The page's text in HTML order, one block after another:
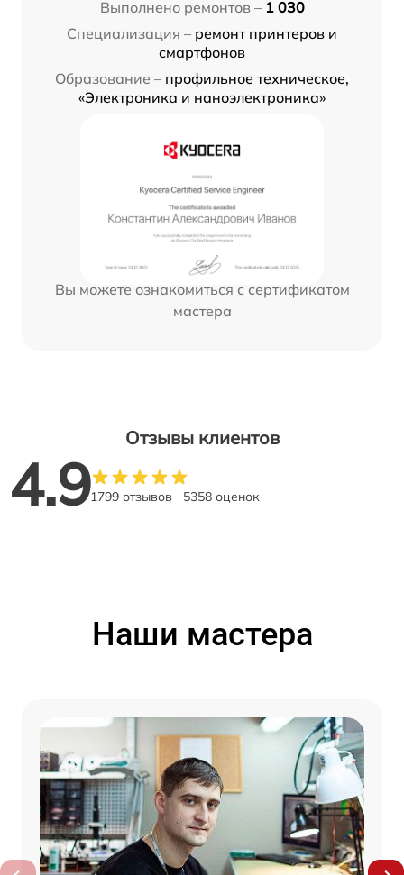
Выполнено ремонтов – 1 030
Специализация – ремонт принтеров и
смартфонов
Образование – профильное техническое,
«Электроника и наноэлектроника»
Вы можете ознакомиться с сертификатом
мастера
Отзывы клиентов
4.91799 отзывов 5358 оценок
Наши мастера